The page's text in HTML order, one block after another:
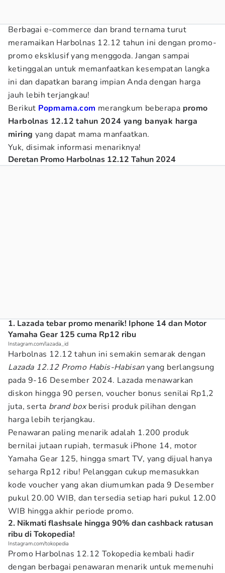
Berbagai e-commerce dan brand ternama turut
meramaikan Harbolnas 12.12 tahun ini dengan promo-
promo eksklusif yang menggoda. Jangan sampai
ketinggalan untuk memanfaatkan kesempatan langka
ini dan dapatkan barang impian Anda dengan harga
jauh lebih terjangkau!
Berikut Popmama.com merangkum beberapa promo
Harbolnas 12.12 tahun 2024 yang banyak harga
miring yang dapat mama manfaatkan.
Yuk, disimak informasi menariknya!
Deretan Promo Harbolnas 12.12 Tahun 2024
1. Lazada tebar promo menarik! Iphone 14 dan Motor
Yamaha Gear 125 cuma Rp12 ribu
Instagram.com/lazada_id
Harbolnas 12.12 tahun ini semakin semarak dengan
Lazada 12.12 Promo Habis-Habisanyang berlangsung
pada 9-16 Desember 2024. Lazada menawarkan
diskon hingga 90 persen, voucher bonus senilai Rp1,2
juta, serta brand boxberisi produk pilihan dengan
harga lebih terjangkau.
Penawaran paling menarik adalah 1.200 produk
bernilai jutaan rupiah, termasuk iPhone 14, motor
Yamaha Gear 125, hingga smart TV, yang dijual hanya
seharga Rp12 ribu! Pelanggan cukup memasukkan
kode voucher yang akan diumumkan pada 9 Desember
pukul 20.00 WIB, dan tersedia setiap hari pukul 12.00
WIB hingga akhir periode promo.
2. Nikmati flashsale hingga 90% dan cashback ratusan
ribu di Tokopedia!
Instagram.com/tokopedia
Promo Harbolnas 12.12 Tokopedia kembali hadir
dengan berbagai penawaran menarik untuk memenuhi